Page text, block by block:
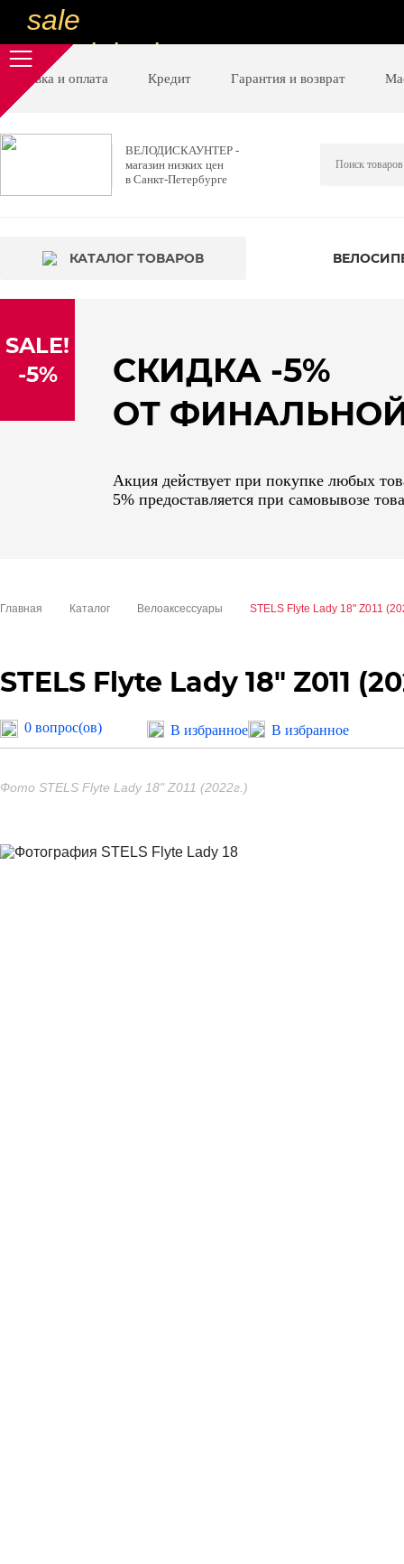
sale
special price
sale
низкие цены
вот дешево
special price
sale
надо брать
sale
Доставка и оплата Кредит Гарантия и возврат
ВЕЛОДИСКАУНТЕР -
магазин низких цен
в Санкт-Петербурге
КАТАЛОГ ТОВАРОВ
SALE!
-5%
СКИДКА -5%
ОТ
Акция действует при покупке любых
5% предоставляется при самовывозе
Главная Каталог Велоаксессуары STELS Flyte Lady 18" Z011
STELS Flyte Lady 18" Z011
0 вопрос(ов) В избранное В избранное
Фото STELS Flyte Lady 18" Z011 (2022г.)